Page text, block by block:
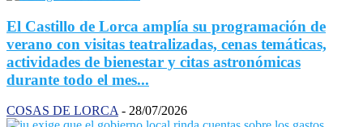
El Castillo de Lorca amplía su programación de
verano con visitas teatralizadas, cenas temáticas,
actividades de bienestar y citas astronómicas
durante todo el mes...
COSAS DE LORCA - 28/07/2026